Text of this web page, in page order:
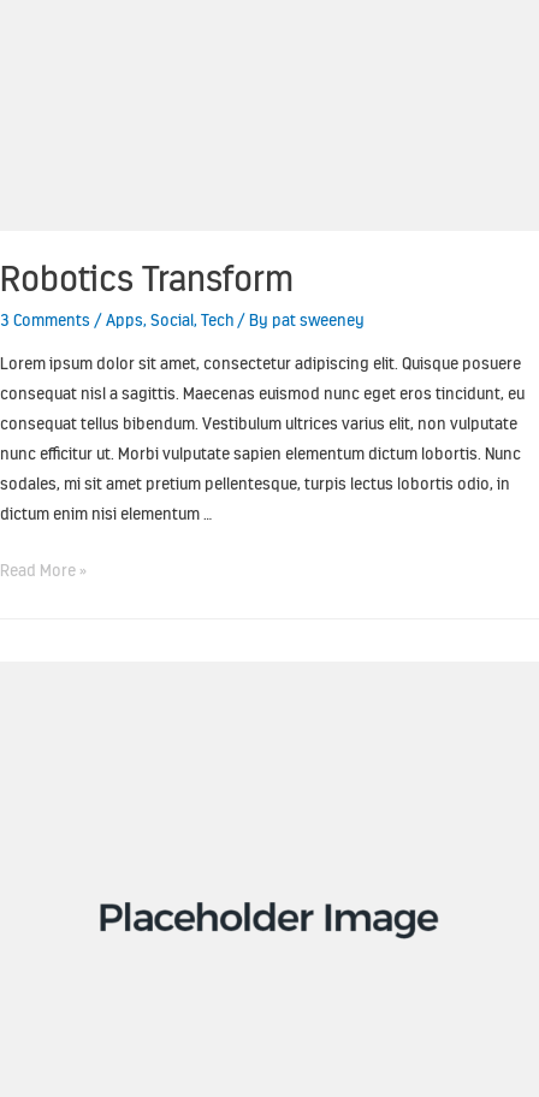
Robotics Transform
3 Comments /Apps, Social, Tech / By pat sweeney
Lorem ipsum dolor sit amet, consectetur adipiscing elit. Quisque posuere
consequat nisl a sagittis. Maecenas euismod nunc eget eros tincidunt, eu
consequat tellus bibendum. Vestibulum ultrices varius elit, non vulputate
nunc efficitur ut. Morbi vulputate sapien elementum dictum lobortis. Nunc
sodales, mi sit amet pretium pellentesque, turpis lectus lobortis odio, in
dictum enim nisi elementum …
Read More »